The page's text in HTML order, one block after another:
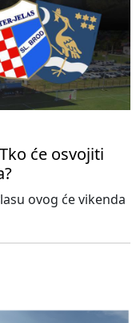
će osvojiti
ovog će vikenda